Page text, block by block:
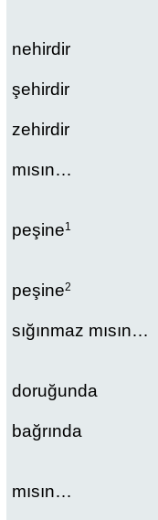
nehirdir
şehirdir
zehirdir
mısın…
peşine1
peşine2
sığınmaz mısın…
doruğunda
bağrında
mısın…